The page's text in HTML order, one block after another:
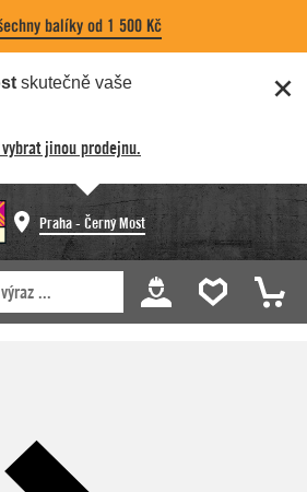
balíky od 1 500 Kč
skutečně vaše
vybrat jinou prodejnu.
Praha - Černý Most